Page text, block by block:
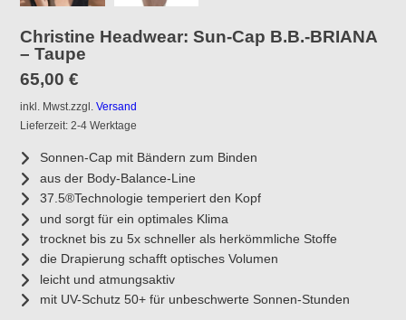
Christine Headwear: Sun-Cap B.B.-BRIANA
– Taupe
65,00€
inkl. Mwst.zzgl.Versand
Lieferzeit: 2-4 Werktage
Sonnen-Cap mit Bändern zum Binden
aus der Body-Balance-Line
37.5®Technologie temperiert den Kopf
und sorgt für ein optimales Klima
trocknet bis zu 5x schneller als herkömmliche Stoffe
die Drapierung schafft optisches Volumen
leicht und atmungsaktiv
mit UV-Schutz 50+ für unbeschwerte Sonnen-Stunden